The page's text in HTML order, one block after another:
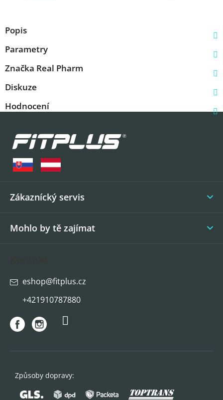
Popis
Parametry
Značka Real Pharm
Diskuze
Hodnocení
Zákaznícký servis
Mohlo by tě zajímat
eshop@fitplus.cz
+421910787880
Způsoby dopravy: